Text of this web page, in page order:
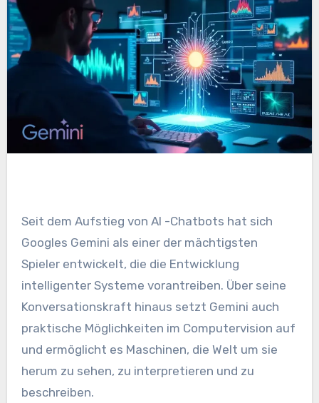
Seit dem Aufstieg von AI -Chatbots hat sich
Googles Gemini als einer der mächtigsten
Spieler entwickelt, die die Entwicklung
intelligenter Systeme vorantreiben. Über seine
Konversationskraft hinaus setzt Gemini auch
praktische Möglichkeiten im Computervision auf
und ermöglicht es Maschinen, die Welt um sie
herum zu sehen, zu interpretieren und zu
beschreiben.